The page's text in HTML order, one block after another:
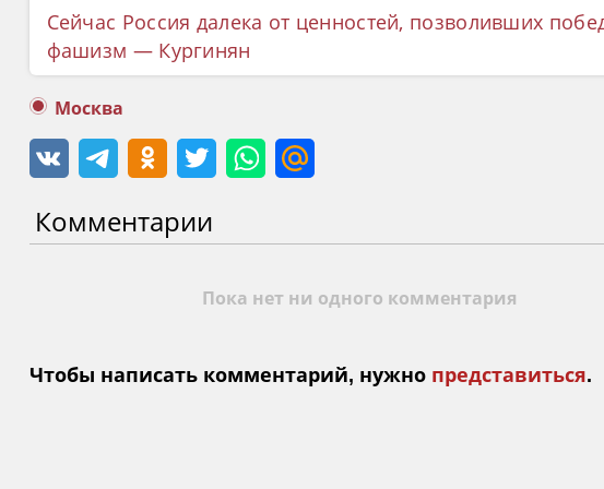
Сейчас Россия далека от ценностей, позволивших
фашизм — Кургинян
Москва
Комментарии
Пока нет ни одного комментария
Чтобы написать комментарий, нужно представиться.